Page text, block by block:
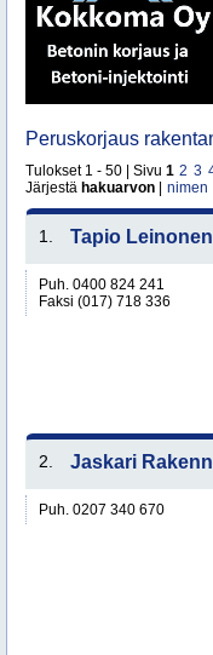
Peruskorjaus
Tulokset 1 - 50 | Sivu 1 2 3
Järjestä hakuarvon nimen
1. Tapio
Puh. 0400 824 241
Faksi (017) 718 336
2. Jaskari
Puh. 0207 340 670